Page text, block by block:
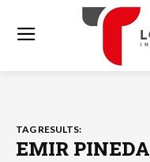
TAG RESULTS:
EMIR PINEDA